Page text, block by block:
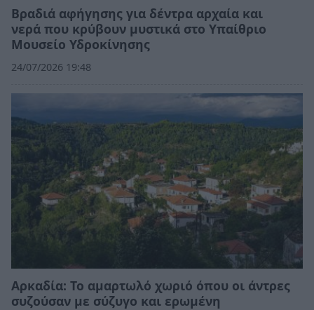
Βραδιά αφήγησης για δέντρα αρχαία και
νερά που κρύβουν μυστικά στο Υπαίθριο
Μουσείο Υδροκίνησης
24/07/2026 19:48
Αρκαδία: Το αμαρτωλό χωριό όπου οι άντρες
συζούσαν με σύζυγο και ερωμένη